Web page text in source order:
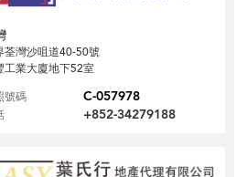
荃灣沙咀道40-50號
工業大廈地下52室
號碼
C-057978
+852-34279188